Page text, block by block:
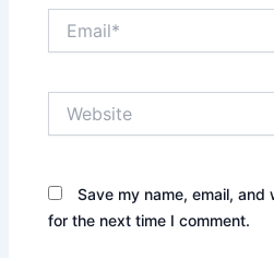
Save my name, email,
for the next time I comment.